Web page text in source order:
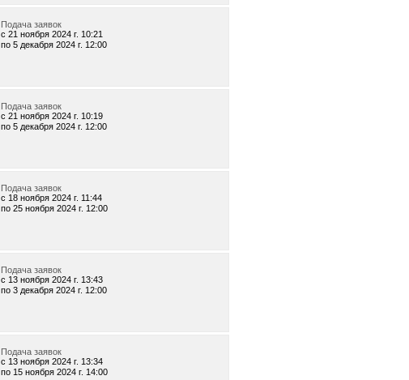
Подача заявок
c 21 ноября 2024 г. 10:21
по 5 декабря 2024 г. 12:00
Подача заявок
c 21 ноября 2024 г. 10:19
по 5 декабря 2024 г. 12:00
Подача заявок
c 18 ноября 2024 г. 11:44
по 25 ноября 2024 г. 12:00
Подача заявок
c 13 ноября 2024 г. 13:43
по 3 декабря 2024 г. 12:00
Подача заявок
c 13 ноября 2024 г. 13:34
по 15 ноября 2024 г. 14:00